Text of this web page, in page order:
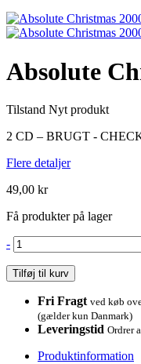
Absolute
Tilstand Nyt produkt
2 CD – BRUGT -
Flere detaljer
49,00 kr
Få produkter på lager
-
Tilføj til kurv
Fri Fragt ved køb
(gælder kun Danmark)
Leveringstid Ordrer
Produktinformation